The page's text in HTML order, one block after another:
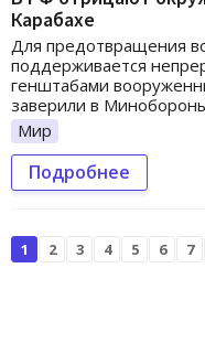
Карабахе
Для предотвращения
поддерживается
генштабами
заверили в
Мир
Подробнее
1 2 3 4 5 6 7